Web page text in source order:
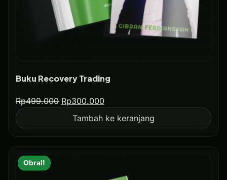
Buku Recovery Trading
Rp499.000 Rp300.000
Tambah ke keranjang
Obral!